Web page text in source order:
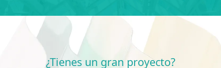
¿Tienes un gran proyecto?